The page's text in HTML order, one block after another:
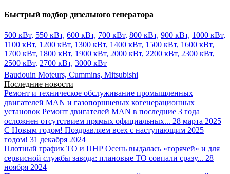
Быстрый подбор дизельного генератора
500 кВт, 550 кВт, 600 кВт, 700 кВт, 800 кВт, 900 кВт, 1000 кВт,
1100 кВт, 1200 кВт, 1300 кВт, 1400 кВт, 1500 кВт, 1600 кВт,
1700 кВт, 1800 кВт, 1900 кВт, 2000 кВт, 2200 кВт, 2300 кВт,
2500 кВт, 2700 кВт, 3000 кВт
Baudouin Moteurs, Cummins, Mitsubishi
Последние новости
Ремонт и техническое обслуживание промышленных
двигателей MAN и газопоршневых когенерационных
установок Ремонт двигателей MAN в последние 3 года
осложнен отсутствием прямых официальных... 28 марта 2025
С Новым годом! Поздравляем всех с наступающим 2025
годом! 31 декабря 2024
Плотный график ТО и ПНР Осень выдалась «горячей» и для
сервисной службы завода: плановые ТО совпали сразу... 28
ноября 2024